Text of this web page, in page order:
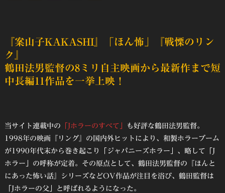
『案山子KAKASHI』「ほん怖」『戦慄のリン
ク』
鶴田法男監督の8ミリ自主映画から最新作まで短
中長編11作品を一挙上映！
当サイト連載中の 「Jホラーのすべて」
も好評な鶴田法男監督。
1998年の映画『リング』の国内外ヒットにより、和製ホラーブーム
が1990年代末から巻き起こり「ジャパニーズホラー」、略して「J
ホラー」の呼称が定着。その原点として、鶴田法男監督の『ほんと
にあった怖い話』シリーズなどOV作品が注目を浴び、鶴田監督は
「Jホラーの父」と呼ばれるようになった。